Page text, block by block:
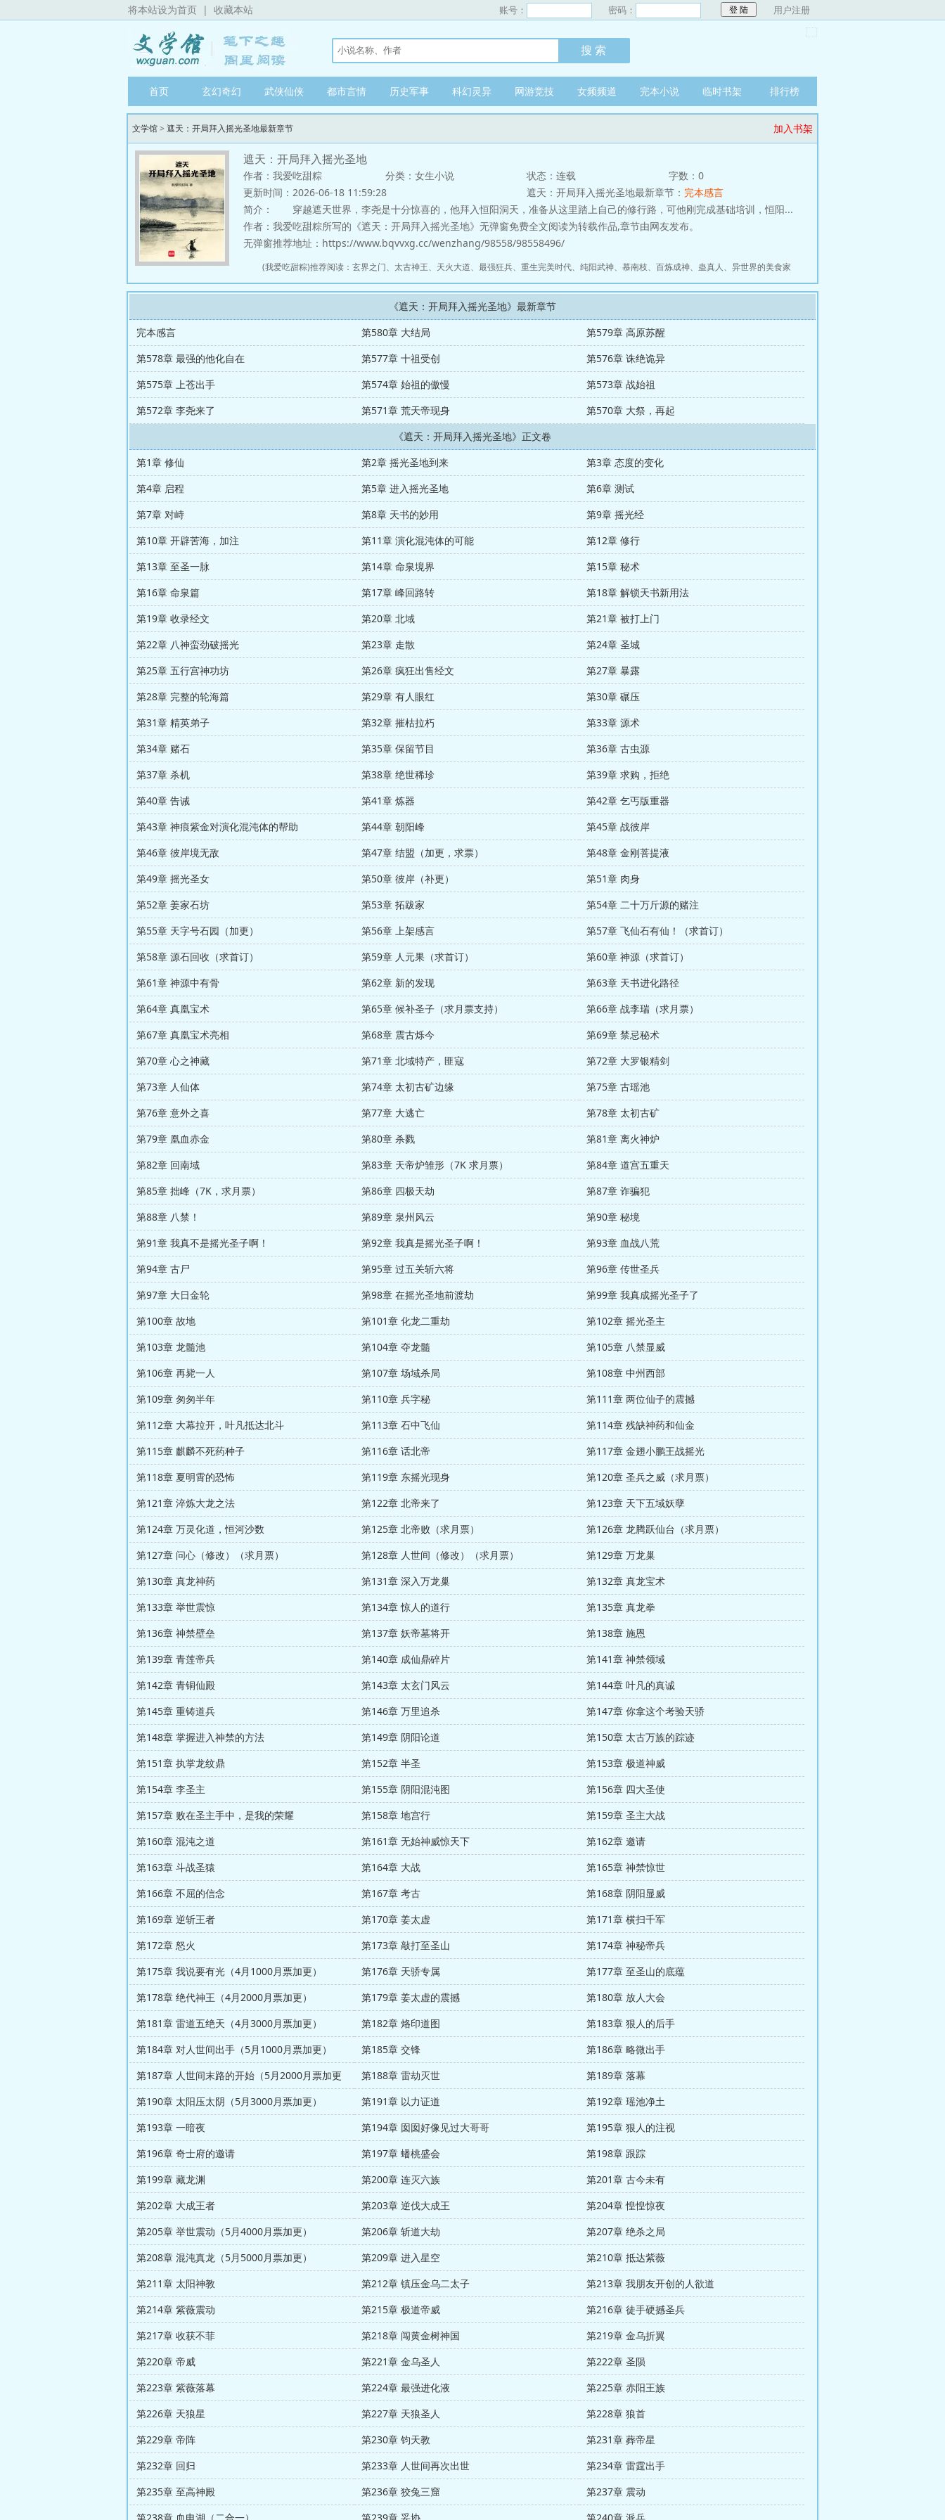
将本站设为首页 | 收藏本站 账号： 密码： 用户注册
首页 玄幻奇幻 武侠仙侠 都市言情 历史军事 科幻灵异 网游竞技 女频频道 完本小说 临时书架 排行榜
文学馆> 遮天：开局拜入摇光圣地最新章节 加入书架
遮天：开局拜入摇光圣地
作者：我爱吃甜粽 分类：女生小说 状态：连载
字数：0
更新时间：2026-06-18 11:59:28
遮天：开局拜入摇光圣地最新章节： 完本感言
简介：
穿越遮天世界，李尧是十分惊喜的，他拜入恒阳洞天，准备从这里踏上自己的修行路，可他刚完成基础培训，恒阳...
作者：我爱吃甜粽所写的《遮天：开局拜入摇光圣地》无弹窗免费全文阅读为转载作品,章节由网友发布。
无弹窗推荐地址：https://www.bqvvxg.cc/wenzhang/98558/98558496/
(我爱吃甜粽)推荐阅读： 玄界之门、 太古神王、 天火大道、 最强狂兵、 重生完美时代、 纯阳武神、 慕南枝、 百炼成神、 蛊真人、 异世界的美食家
《遮天：开局拜入摇光圣地》最新章节
完本感言
第580章 大结局
第579章 高原苏醒
第578章 最强的他化自在
第577章 十祖受创
第576章 诛绝诡异
第575章 上苍出手
第574章 始祖的傲慢
第573章 战始祖
第572章 李尧来了
第571章 荒天帝现身
第570章 大祭，再起
《遮天：开局拜入摇光圣地》正文卷
第1章 修仙
第2章 摇光圣地到来
第3章 态度的变化
第4章 启程
第5章 进入摇光圣地
第6章 测试
第7章 对峙
第8章 天书的妙用
第9章 摇光经
第10章 开辟苦海，加注
第11章 演化混沌体的可能
第12章 修行
第13章 至圣一脉
第14章 命泉境界
第15章 秘术
第16章 命泉篇
第17章 峰回路转
第18章 解锁天书新用法
第19章 收录经文
第20章 北域
第21章 被打上门
第22章 八神蛮劲破摇光
第23章 走散
第24章 圣城
第25章 五行宫神功坊
第26章 疯狂出售经文
第27章 暴露
第28章 完整的轮海篇
第29章 有人眼红
第30章 碾压
第31章 精英弟子
第32章 摧枯拉朽
第33章 源术
第34章 赌石
第35章 保留节目
第36章 古虫源
第37章 杀机
第38章 绝世稀珍
第39章 求购，拒绝
第40章 告诫
第41章 炼器
第42章 乞丐版重器
第43章 神痕紫金对演化混沌体的帮助
第44章 朝阳峰
第45章 战彼岸
第46章 彼岸境无敌
第47章 结盟（加更，求票）
第48章 金刚菩提液
第49章 摇光圣女
第50章 彼岸（补更）
第51章 肉身
第52章 姜家石坊
第53章 拓跋家
第54章 二十万斤源的赌注
第55章 天字号石园（加更）
第56章 上架感言
第57章 飞仙石有仙！（求首订）
第58章 源石回收（求首订）
第59章 人元果（求首订）
第60章 神源（求首订）
第61章 神源中有骨
第62章 新的发现
第63章 天书进化路径
第64章 真凰宝术
第65章 候补圣子（求月票支持）
第66章 战李瑞（求月票）
第67章 真凰宝术亮相
第68章 震古烁今
第69章 禁忌秘术
第70章 心之神藏
第71章 北域特产，匪寇
第72章 大罗银精剑
第73章 人仙体
第74章 太初古矿边缘
第75章 古瑶池
第76章 意外之喜
第77章 大逃亡
第78章 太初古矿
第79章 凰血赤金
第80章 杀戮
第81章 离火神炉
第82章 回南域
第83章 天帝炉雏形（7K 求月票）
第84章 道宫五重天
第85章 拙峰（7K，求月票）
第86章 四极天劫
第87章 诈骗犯
第88章 八禁！
第89章 泉州风云
第90章 秘境
第91章 我真不是摇光圣子啊！
第92章 我真是摇光圣子啊！
第93章 血战八荒
第94章 古尸
第95章 过五关斩六将
第96章 传世圣兵
第97章 大日金轮
第98章 在摇光圣地前渡劫
第99章 我真成摇光圣子了
第100章 故地
第101章 化龙二重劫
第102章 摇光圣主
第103章 龙髓池
第104章 夺龙髓
第105章 八禁显威
第106章 再毙一人
第107章 场域杀局
第108章 中州西部
第109章 匆匆半年
第110章 兵字秘
第111章 两位仙子的震撼
第112章 大幕拉开，叶凡抵达北斗
第113章 石中飞仙
第114章 残缺神药和仙金
第115章 麒麟不死药种子
第116章 话北帝
第117章 金翅小鹏王战摇光
第118章 夏明霄的恐怖
第119章 东摇光现身
第120章 圣兵之威（求月票）
第121章 淬炼大龙之法
第122章 北帝来了
第123章 天下五域妖孽
第124章 万灵化道，恒河沙数
第125章 北帝败（求月票）
第126章 龙腾跃仙台（求月票）
第127章 问心（修改）（求月票）
第128章 人世间（修改）（求月票）
第129章 万龙巢
第130章 真龙神药
第131章 深入万龙巢
第132章 真龙宝术
第133章 举世震惊
第134章 惊人的道行
第135章 真龙拳
第136章 神禁壁垒
第137章 妖帝墓将开
第138章 施恩
第139章 青莲帝兵
第140章 成仙鼎碎片
第141章 神禁领域
第142章 青铜仙殿
第143章 太玄门风云
第144章 叶凡的真诚
第145章 重铸道兵
第146章 万里追杀
第147章 你拿这个考验天骄
第148章 掌握进入神禁的方法
第149章 阴阳论道
第150章 太古万族的踪迹
第151章 执掌龙纹鼎
第152章 半圣
第153章 极道神威
第154章 李圣主
第155章 阴阳混沌图
第156章 四大圣使
第157章 败在圣主手中，是我的荣耀
第158章 地宫行
第159章 圣主大战
第160章 混沌之道
第161章 无始神威惊天下
第162章 邀请
第163章 斗战圣猿
第164章 大战
第165章 神禁惊世
第166章 不屈的信念
第167章 考古
第168章 阴阳显威
第169章 逆斩王者
第170章 姜太虚
第171章 横扫千军
第172章 怒火
第173章 敲打至圣山
第174章 神秘帝兵
第175章 我说要有光（4月1000月票加更）
第176章 天骄专属
第177章 至圣山的底蕴
第178章 绝代神王（4月2000月票加更）
第179章 姜太虚的震撼
第180章 放人大会
第181章 雷道五绝天（4月3000月票加更）
第182章 烙印道图
第183章 狠人的后手
第184章 对人世间出手（5月1000月票加更）
第185章 交锋
第186章 略微出手
第187章 人世间末路的开始（5月2000月票加更
第188章 雷劫灭世
第189章 落幕
第190章 太阳压太阴（5月3000月票加更）
第191章 以力证道
第192章 瑶池净土
第193章 一暗夜
第194章 囡囡好像见过大哥哥
第195章 狠人的注视
第196章 奇士府的邀请
第197章 蟠桃盛会
第198章 跟踪
第199章 藏龙渊
第200章 连灭六族
第201章 古今未有
第202章 大成王者
第203章 逆伐大成王
第204章 惶惶惊夜
第205章 举世震动（5月4000月票加更）
第206章 斩道大劫
第207章 绝杀之局
第208章 混沌真龙（5月5000月票加更）
第209章 进入星空
第210章 抵达紫薇
第211章 太阳神教
第212章 镇压金乌二太子
第213章 我朋友开创的人欲道
第214章 紫薇震动
第215章 极道帝威
第216章 徒手硬撼圣兵
第217章 收获不菲
第218章 闯黄金树神国
第219章 金乌折翼
第220章 帝威
第221章 金乌圣人
第222章 圣陨
第223章 紫薇落幕
第224章 最强进化液
第225章 赤阳王族
第226章 天狼星
第227章 天狼圣人
第228章 狼首
第229章 帝阵
第230章 钧天教
第231章 葬帝星
第232章 回归
第233章 人世间再次出世
第234章 雷霆出手
第235章 至高神殿
第236章 狡兔三窟
第237章 震动